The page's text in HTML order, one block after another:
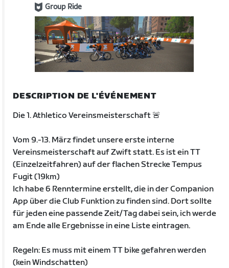
Group Ride
DESCRIPTION DE L'ÉVÉNEMENT
Die 1. Athletico Vereinsmeisterschaft 🚨
Vom 9.-13. März findet unsere erste interne
Vereinsmeisterschaft auf Zwift statt. Es ist ein TT
(Einzelzeitfahren) auf der flachen Strecke Tempus
Fugit (19km)
Ich habe 6 Renntermine erstellt, die in der Companion
App über die Club Funktion zu finden sind. Dort sollte
für jeden eine passende Zeit/Tag dabei sein, ich werde
am Ende alle Ergebnisse in eine Liste eintragen.
Regeln: Es muss mit einem TT bike gefahren werden
(kein Windschatten)